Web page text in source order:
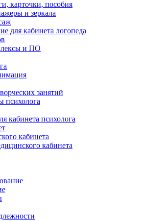
карточки, пособия
и зеркала
для кабинета логопеда
и ПО
занятий
психолога
кабинета психолога
кабинета
кабинета